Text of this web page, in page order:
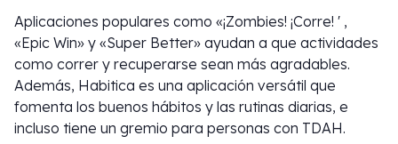
Aplicaciones populares como «¡Zombies! ¡Corre! ' ,
«Epic Win» y «Super Better» ayudan a que actividades
como correr y recuperarse sean más agradables.
Además, Habitica es una aplicación versátil que
fomenta los buenos hábitos y las rutinas diarias, e
incluso tiene un gremio para personas con TDAH.